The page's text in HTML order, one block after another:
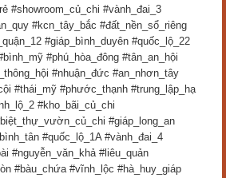
#showroom_củ_chi #vành_đai_3
#kcn_tây_bắc #đất_nền_sổ_riêng
#giáp_bình_duyên #quốc_lộ_22
#phú_hòa_đông #tân_an_hội
#nhuận_đức #an_nhơn_tây
#thái_mỹ #phước_thạnh #trung_lập_hạ
#kho_bãi_củ_chi
#giáp_long_an
#quốc_lộ_1A #vành_đai_4
#nguyễn_văn_khả #liêu_quản
#bàu_chứa #vĩnh_lộc #hà_huy_giáp